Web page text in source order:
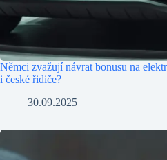
Němci zvažují návrat bonusu na
i české řidiče?
30.09.2025